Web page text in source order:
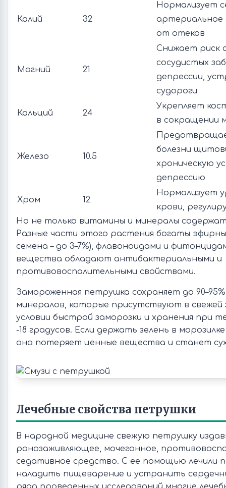
Калий 32
Нормализует
артериальное
от отеков
Магний 21
Снижает риск
сосудистых
депрессии,
судороги
Кальций 24
Укрепляет
в сокращении
Железо 10.5
болезни
хроническую
депрессию
Хром 12
Нормализует
крови,
Но не только витамины и минералы
Разные части этого растения богаты
семена – до 3–7%), флавоноидами и
вещества обладают антибактериальными и
противовоспалительными свойствами.
Замороженная петрушка сохраняет до
минералов, которые присутствуют в свежей
условии быстрой заморозки и хранения при
-18 градусов. Если держать зелень в
она потеряет ценные вещества и станет
Лечебные свойства петрушки
В народной медицине свежую петрушку
ранозаживляющее, мочегонное,
седативное средство. С ее помощью лечили
наладить пищеварение и устранить